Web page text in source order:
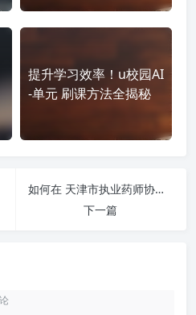
提升学习效率！u校园AI
-单元 刷课方法全揭秘
如何在 天津市执业药师协会-公需科目 http://tj.mtnet.com.cn/login2022 平台快速完成学习任务？
下一篇